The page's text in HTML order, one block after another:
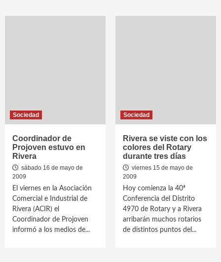
Sociedad
Coordinador de
Projoven estuvo en
Rivera
sábado 16 de mayo de
2009
El viernes en la Asociación
Comercial e Industrial de
Rivera (ACIR) el
Coordinador de Projoven
informó a los medios de...
Sociedad
Rivera se viste con los
colores del Rotary
durante tres días
viernes 15 de mayo de
2009
Hoy comienza la 40ª
Conferencia del Distrito
4970 de Rotary y a Rivera
arribarán muchos rotarios
de distintos puntos del...